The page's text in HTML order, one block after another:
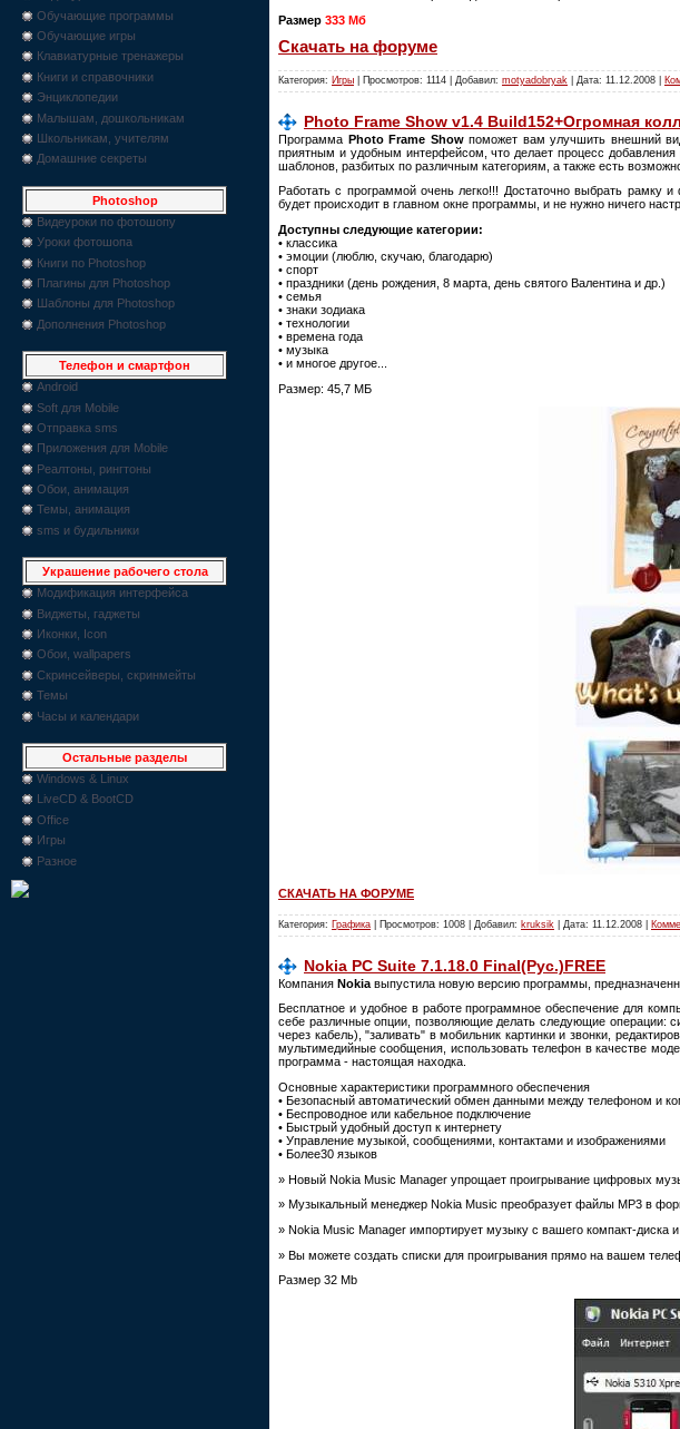
Обучающие программы
Обучающие игры
Клавиатурные тренажеры
Книги и справочники
Энциклопедии
Малышам, дошкольникам
Школьникам, учителям
Домашние секреты
Photoshop
Видеуроки по фотошопу
Уроки фотошопа
Книги по Photoshop
Плагины для Photoshop
Шаблоны для Photoshop
Дополнения Photoshop
Телефон и смартфон
Android
Soft для Mobile
Отправка sms
Приложения для Mobile
Реалтоны, рингтоны
Обои, анимация
Темы, анимация
sms и будильники
Украшение рабочего стола
Модификация интерфейса
Виджеты, гаджеты
Иконки, Icon
Обои, wallpapers
Скринсейверы, скринмейты
Темы
Часы и календари
Остальные разделы
Windows & Linux
LiveCD & BootCD
Office
Игры
Разное
Размер 333 Мб
Скачать на форуме
Категория: Игры | Просмотров: 1114 | Добавил: motyadobryak | Дата: 11.12.2008
Photo Frame Show v1.4 Build152+Огромная
Программа Photo Frame Showпоможет вам улучшить внешний
приятным и удобным интерфейсом, что делает процесс
шаблонов, разбитых по различным категориям, а также есть
Работать с программой очень легко!!! Достаточно выбрать
будет происходит в главном окне программы, и не нужно ничего
Доступны следующие категории:
• классика
• эмоции (люблю, скучаю, благодарю)
• спорт
• праздники (день рождения, 8 марта, день святого Валентина и др.)
• семья
• знаки зодиака
• технологии
• времена года
• музыка
• и многое другое...
Размер: 45,7 МБ
СКАЧАТЬ НА ФОРУМЕ
Категория: Графика | Просмотров: 1008 | Добавил: kruksik | Дата: 11.12.2008
Nokia PC Suite 7.1.18.0 Final(Рус.)FREE
Компания Nokia выпустила новую версию программы,
Бесплатное и удобное в работе программное обеспечение для
себе различные опции, позволяющие делать следующие операции:
через кабель), "заливать" в мобильник картинки и звонки,
мультимедийные сообщения, использовать телефон в качестве
программа - настоящая находка.
Основные характеристики программного обеспечения
• Безопасный автоматический обмен данными между телефоном и
• Беспроводное или кабельное подключение
• Быстрый удобный доступ к интернету
• Управление музыкой, сообщениями, контактами и изображениями
• Более30 языков
» Новый Nokia Music Manager упрощает проигрывание цифровых
» Музыкальный менеджер Nokia Music преобразует файлы MP3 в
» Nokia Music Manager импортирует музыку с вашего компакт-диска
» Вы можете создать списки для проигрывания прямо на вашем
Размер 32 Mb